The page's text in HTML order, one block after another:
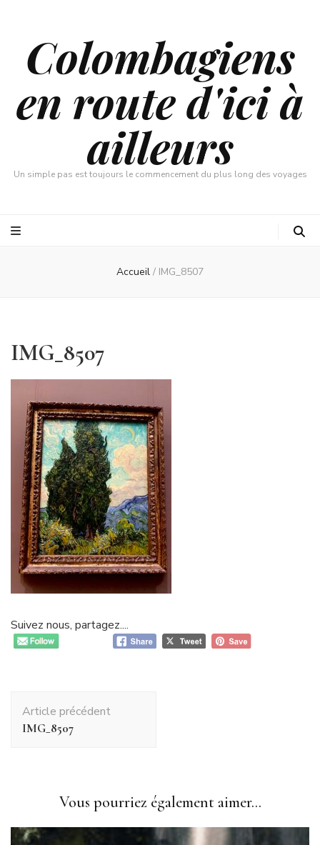
Colombagiens
en route d'ici à
ailleurs
Un simple pas est toujours le commencement du plus long des voyages
Accueil / IMG_8507
IMG_8507
Suivez nous, partagez....
d'article
Article précédent
IMG_8507
Vous pourriez également aimer...